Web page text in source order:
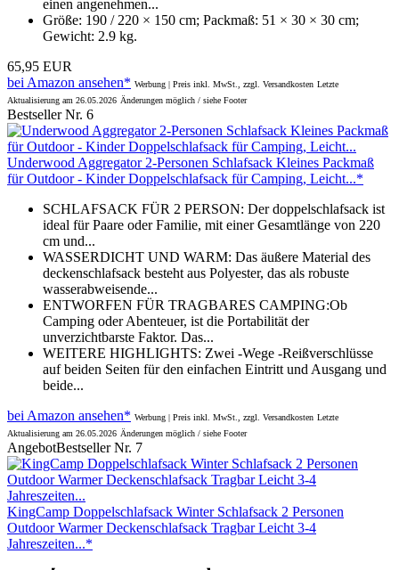
einen angenehmen...
Größe: 190 / 220 × 150 cm; Packmaß: 51 × 30 × 30 cm;
Gewicht: 2.9 kg.
65,95 EUR
bei Amazon ansehen* Werbung | Preis inkl. MwSt., zzgl. Versandkosten Letzte
Aktualisierung am 26.05.2026 Änderungen möglich / siehe Footer
Bestseller Nr. 6
Underwood Aggregator 2-Personen Schlafsack Kleines Packmaß
für Outdoor - Kinder Doppelschlafsack für Camping, Leicht...*
SCHLAFSACK FÜR 2 PERSON: Der doppelschlafsack ist
ideal für Paare oder Familie, mit einer Gesamtlänge von 220
cm und...
WASSERDICHT UND WARM: Das äußere Material des
deckenschlafsack besteht aus Polyester, das als robuste
wasserabweisende...
ENTWORFEN FÜR TRAGBARES CAMPING:Ob
Camping oder Abenteuer, ist die Portabilität der
unverzichtbarste Faktor. Das...
WEITERE HIGHLIGHTS: Zwei -Wege -Reißverschlüsse
auf beiden Seiten für den einfachen Eintritt und Ausgang und
beide...
bei Amazon ansehen* Werbung | Preis inkl. MwSt., zzgl. Versandkosten Letzte
Aktualisierung am 26.05.2026 Änderungen möglich / siehe Footer
AngebotBestseller Nr. 7
KingCamp Doppelschlafsack Winter Schlafsack 2 Personen
Outdoor Warmer Deckenschlafsack Tragbar Leicht 3-4
Jahreszeiten...*